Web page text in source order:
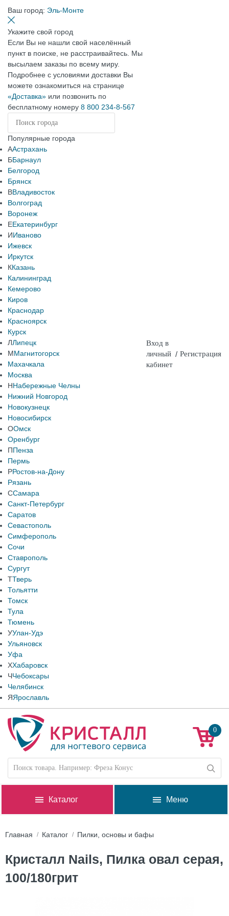
Ваш город: Эль-Монте
Укажите свой город
Если Вы не нашли свой населённый
пункт в поиске, не расстраивайтесь. Мы
высылаем заказы по всему миру.
Подробнее с условиями доставки Вы
можете ознакомиться на странице
«Доставка» или позвонить по
бесплатному номеру 8 800 234-8-567
Популярные города
ААстрахань
ББарнаул
Белгород
Брянск
ВВладивосток
Волгоград
Воронеж
ЕЕкатеринбург
ИИваново
Ижевск
Иркутск
ККазань
Калининград
Кемерово
Киров
Краснодар
Красноярск
Курск
ЛЛипецк
ММагнитогорск
Махачкала
Москва
ННабережные Челны
Нижний Новгород
Новокузнецк
Новосибирск
ООмск
Оренбург
ППенза
Пермь
РРостов-на-Дону
Рязань
ССамара
Санкт-Петербург
Саратов
Севастополь
Симферополь
Сочи
Ставрополь
Сургут
ТТверь
Тольятти
Томск
Тула
Тюмень
УУлан-Удэ
Ульяновск
Уфа
ХХабаровск
ЧЧебоксары
Челябинск
ЯЯрославль
Вход в
личный
кабинет
/ Регистрация
0
Каталог Меню
Главная Каталог Пилки, основы и бафы
Кристалл Nails, Пилка овал серая,
100/180грит